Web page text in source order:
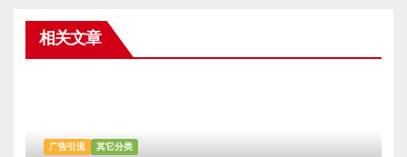
相关文章
广告引流 其它分类